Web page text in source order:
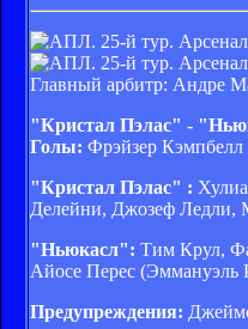
Главный арбитр: Андре
"Кристал Пэлас" -
Голы: Фрэйзер
"Кристал Пэлас" :
Делейни, Джозеф Ледли,
"Ньюкасл": Тим Крул,
Айосе Перес (Эммануэль
Предупреждения: